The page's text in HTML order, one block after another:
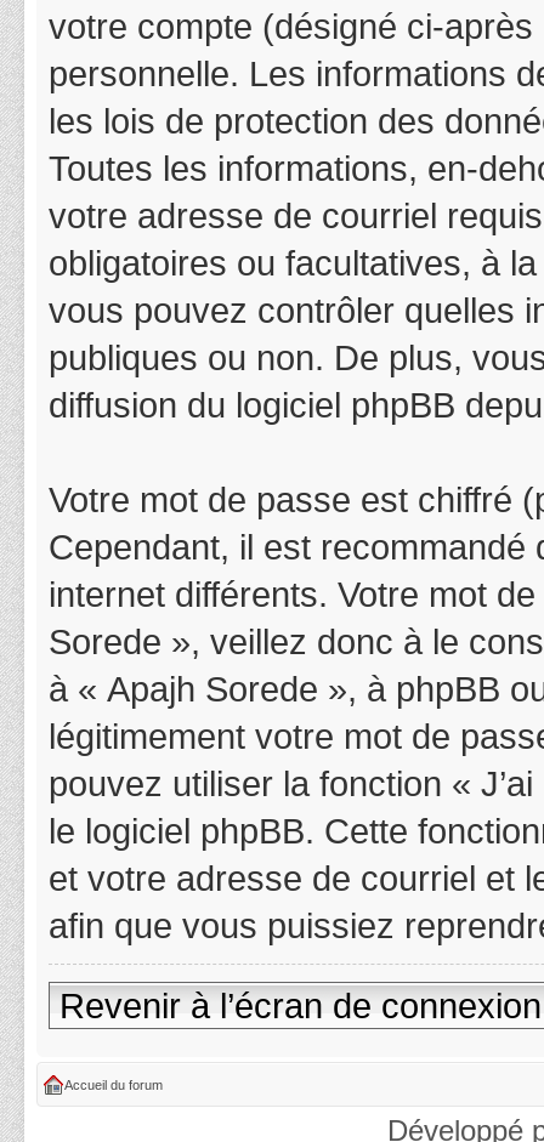
votre compte (désigné ci-
personnelle. Les informations
les lois de protection des
Toutes les informations, en-
votre adresse de courriel
obligatoires ou facultatives, à
vous pouvez contrôler quelles
publiques ou non. De plus,
diffusion du logiciel phpBB
Votre mot de passe est chiffré
Cependant, il est
internet différents. Votre mot
Sorede », veillez donc à le
à « Apajh Sorede », à phpBB
légitimement votre mot de
pouvez utiliser la fonction «
le logiciel phpBB. Cette
et votre adresse de courriel et
afin que vous puissiez
Revenir à l’écran de connexion
Accueil du forum
Développé